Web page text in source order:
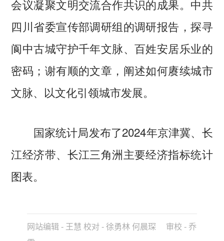
会议凝聚文明交流合作共识的成果。中共
四川省委宣传部调研组的调研报告，探寻
阆中古城守护千年文脉、百姓安居乐业的
密码；谢有顺的文章，阐述如何赓续城市
文脉、以文化引领城市发展。
国家统计局发布了2024年京津冀、长
江经济带、长江三角洲主要经济指标统计
图表。
网站编辑 - 王慧 校对 - 徐勇林 何晨琛 审校 - 乔